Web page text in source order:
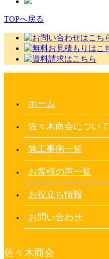
TOPへ戻る
ホーム
佐々木商会について
施工事例一覧
お客様の声一覧
お役立ち情報
お問い合わせ
佐々木商会